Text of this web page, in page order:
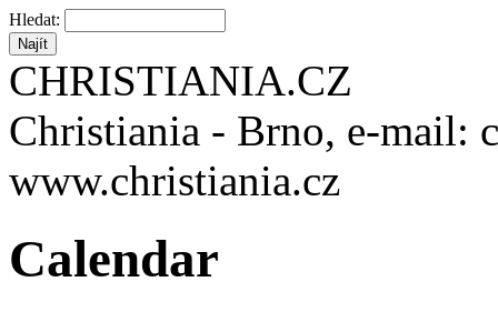
Hledat:
CHRISTIANIA.CZ
Christiania - Brno, e-mail:
www.christiania.cz
Calendar